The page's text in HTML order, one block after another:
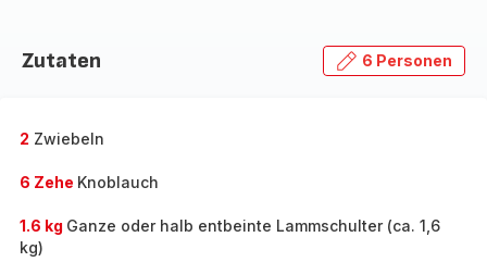
Zutaten 6 Personen
2 Zwiebeln
6 Zehe Knoblauch
1.6 kg Ganze oder halb entbeinte Lammschulter (ca. 1,6
kg)